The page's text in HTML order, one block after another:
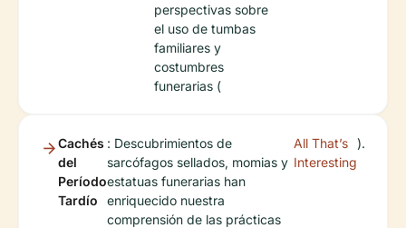
perspectivas sobre
el uso de tumbas
familiares y
costumbres
funerarias (
Cachés
del
Período
Tardío
: Descubrimientos de
sarcófagos sellados, momias y
estatuas funerarias han
enriquecido nuestra
comprensión de las prácticas
All That’s
Interesting
).